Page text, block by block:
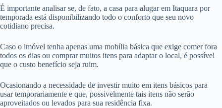
É importante analisar se, de fato, a casa para alugar em Itaquara por
temporada está disponibilizando todo o conforto que seu novo
cotidiano precisa.
Caso o imóvel tenha apenas uma mobília básica que exige comer fora
todos os dias ou comprar muitos itens para adaptar o local, é possível
que o custo benefício seja ruim.
Ocasionando a necessidade de investir muito em itens básicos para
usar temporariamente e que, possivelmente tais itens não serão
aproveitados ou levados para sua residência fixa.